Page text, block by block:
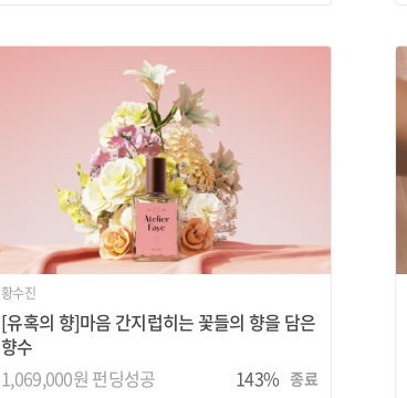
황수진
[유혹의 향]마음 간지럽히는 꽃들의 향을 담은
향수
1,069,000원 펀딩성공
종료
143%